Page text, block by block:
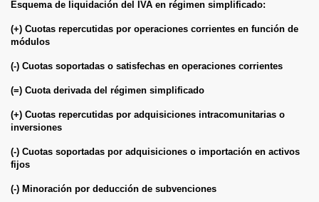
Esquema de liquidación del IVA en régimen simplificado:
(+) Cuotas repercutidas por operaciones corrientes en función de
módulos
(-) Cuotas soportadas o satisfechas en operaciones corrientes
(=) Cuota derivada del régimen simplificado
(+) Cuotas repercutidas por adquisiciones intracomunitarias o
inversiones
(-) Cuotas soportadas por adquisiciones o importación en activos
fijos
(-) Minoración por deducción de subvenciones